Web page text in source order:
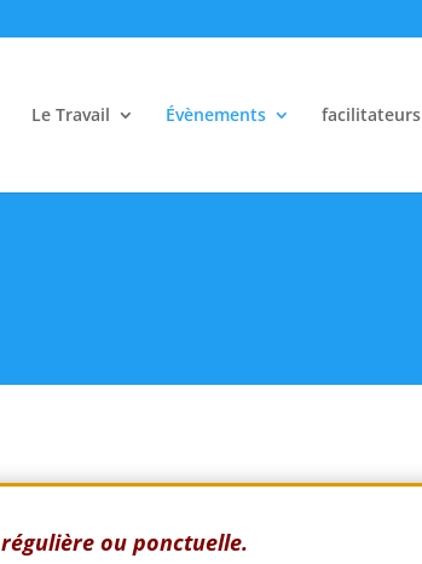
Le Travail Évènements facilitateurs
ou ponctuelle.